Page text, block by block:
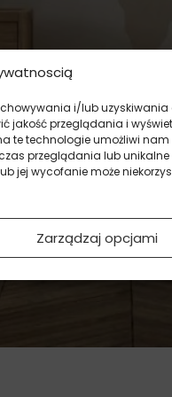
i/lub uzyskiwania
jakość przeglądania i
te technologie umożliwi nam
przeglądania lub unikalne
jej wycofanie może
Zarządzaj opcjami